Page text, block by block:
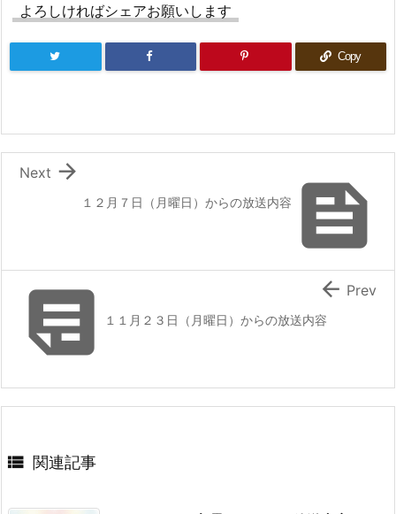
よろしければシェアお願いします
Copy

１２月７日（月曜日）からの放送内容

Next
 １１月２３日（月曜日）からの放送内容
 Prev
 関連記事